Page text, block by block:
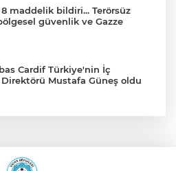
8 maddelik bildiri... Terörsüz
güvenlik ve Gazze
Cardif Türkiye'nin İç
Mustafa Güneş oldu